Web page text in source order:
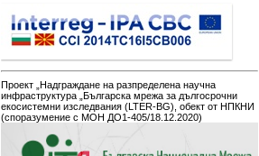
Проект „Надграждане на разпределена научна
инфраструктура „Българска мрежа за дългосрочни
екосистемни изследвания (LTER-BG), обект от НПКНИ
(споразумение с МОН ДО1-405/18.12.2020)